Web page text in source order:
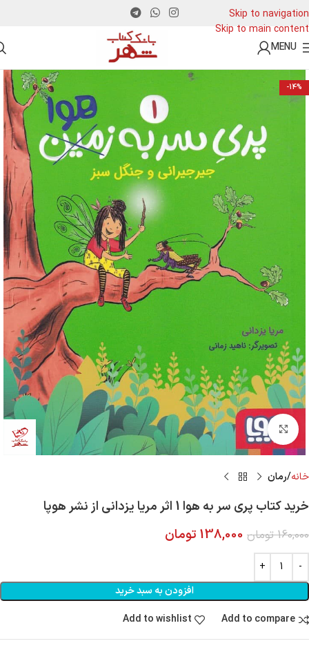
Skip to navigation
Skip to main content
MENU
-14%
Click to enlarge
خانه رمان
خرید کتاب پری سر به هوا 1 اثر مریا یزدانی از نشر هوپا
160,000 تومان 138,000 تومان
افزودن به سبد خرید
Add to compare
Add to wishlist